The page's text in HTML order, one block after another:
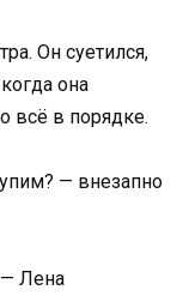
Он суетился,
она
всё в порядке.
— внезапно
Лена